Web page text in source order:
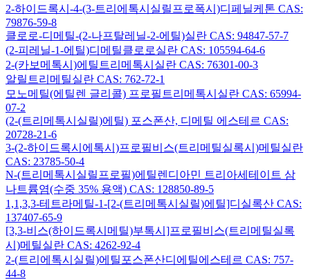
2-하이드록시-4-(3-트리에톡시실릴프로폭시)디페닐케톤 CAS:
79876-59-8
클로로-디메틸-(2-나프탈레닐-2-에틸)실란 CAS: 94847-57-7
(2-피레닐-1-에틸)디메틸클로로실란 CAS: 105594-64-6
2-(카보메톡시)에틸트리메톡시실란 CAS: 76301-00-3
알릴트리메틸실란 CAS: 762-72-1
모노메틸(에틸렌 글리콜) 프로필트리메톡시실란 CAS: 65994-
07-2
(2-(트리메톡시실릴)에틸) 포스폰산, 디메틸 에스테르 CAS:
20728-21-6
3-(2-하이드록시에톡시)프로필비스(트리메틸실록시)메틸실란
CAS: 23785-50-4
N-(트리메톡시실릴프로필)에틸렌디아민 트리아세테이트 삼
나트륨염(수중 35% 용액) CAS: 128850-89-5
1,1,3,3-테트라메틸-1-[2-(트리메톡시실릴)에틸]디실록산 CAS:
137407-65-9
[3,3-비스(하이드록시메틸)부톡시]프로필비스(트리메틸실록
시)메틸실란 CAS: 4262-92-4
2-(트리에톡시실릴)에틸포스폰산디에틸에스테르 CAS: 757-
44-8